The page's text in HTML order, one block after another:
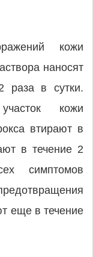
кожи
наносят
раза в сутки.
кожи
втирают в
в течение 2
симптомов
еще в течение